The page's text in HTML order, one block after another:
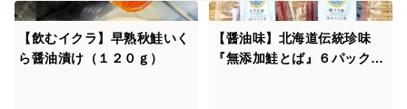
エネルギー 273kcal タンパク質 19.5g 脂質 17.0g
炭水化物 4.9g 食塩相当量 1.3g
＊この表示値は目安です
【飲むイクラ】早熟秋鮭いく
ら醤油漬け（１２０ｇ）
【醤油味】北海道伝統珍味
『無添加鮭とば』６パック入